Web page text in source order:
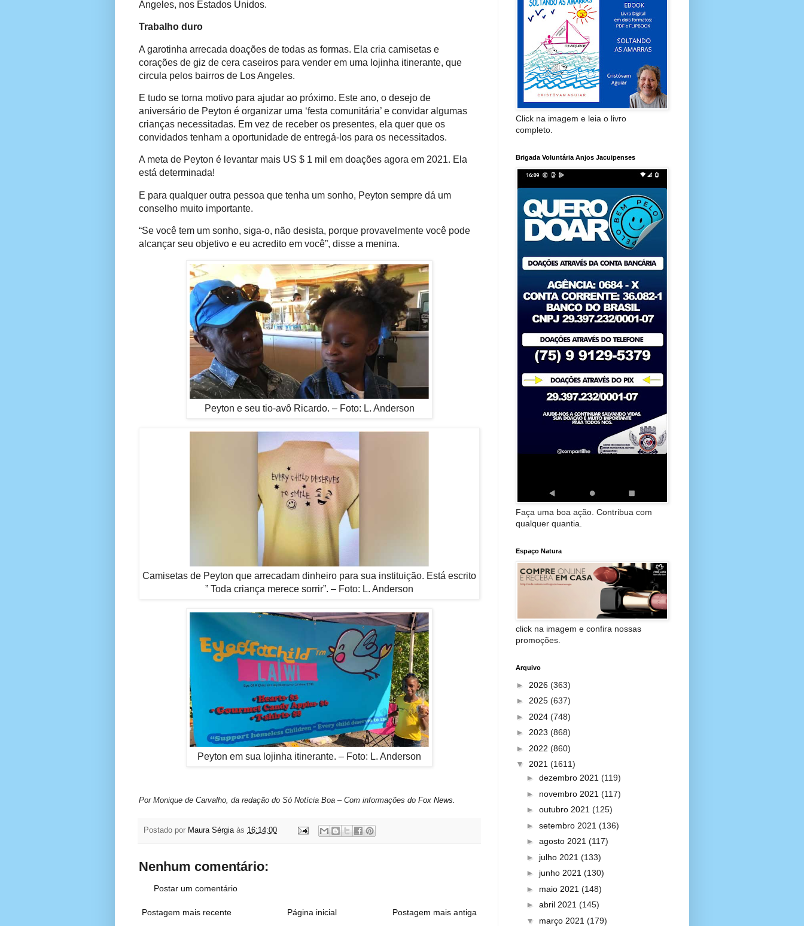
Angeles, nos Estados Unidos.
Trabalho duro
A garotinha arrecada doações de todas as formas. Ela cria camisetas e
corações de giz de cera caseiros para vender em uma lojinha itinerante, que
circula pelos bairros de Los Angeles.
E tudo se torna motivo para ajudar ao próximo. Este ano, o desejo de
aniversário de Peyton é organizar uma ‘festa comunitária’ e convidar algumas
crianças necessitadas. Em vez de receber os presentes, ela quer que os
convidados tenham a oportunidade de entregá-los para os necessitados.
A meta de Peyton é levantar mais US $ 1 mil em doações agora em 2021. Ela
está determinada!
E para qualquer outra pessoa que tenha um sonho, Peyton sempre dá um
conselho muito importante.
“Se você tem um sonho, siga-o, não desista, porque provavelmente você pode
alcançar seu objetivo e eu acredito em você”, disse a menina.
Peyton e seu tio-avô Ricardo. – Foto: L. Anderson
Camisetas de Peyton que arrecadam dinheiro para sua instituição. Está escrito
” Toda criança merece sorrir”. – Foto: L. Anderson
Peyton em sua lojinha itinerante. – Foto: L. Anderson
Por Monique de Carvalho, da redação do Só Notícia Boa – Com informações do Fox News.
Postado por Maura Sérgia às 16:14:00
Nenhum comentário:
Postar um comentário
Postagem mais recente Postagem mais antiga
Página inicial
Click na imagem e leia o livro
completo.
Brigada Voluntária Anjos Jacuipenses
Faça uma boa ação. Contribua com
qualquer quantia.
Espaço Natura
click na imagem e confira nossas
promoções.
Arquivo
► 2026 (363)
► 2025 (637)
► 2024 (748)
► 2023 (868)
► 2022 (860)
▼ 2021 (1611)
► dezembro 2021 (119)
► novembro 2021 (117)
► outubro 2021 (125)
► setembro 2021 (136)
► agosto 2021 (117)
► julho 2021 (133)
► junho 2021 (130)
► maio 2021 (148)
► abril 2021 (145)
▼ março 2021 (179)